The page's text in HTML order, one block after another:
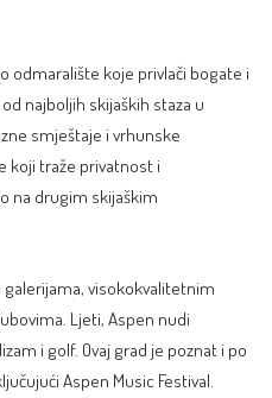
odmaralište koje privlači bogate i
najboljih skijaških staza u
smještaje i vrhunske
koji traže privatnost i
na drugim skijaškim
visokokvalitetnim
Ljeti, Aspen nudi
i golf. Ovaj grad je poznat i po
Aspen Music Festival.